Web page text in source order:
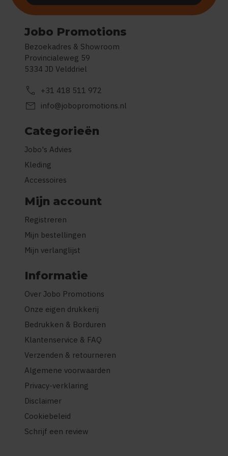
Jobo Promotions
Bezoekadres & Showroom
Provincialeweg 59
5334 JD Velddriel
call +31 418 511 972
mail info@jobopromotions.nl
Categorieën
Jobo's Advies
Kleding
Accessoires
Mijn account
Registreren
Mijn bestellingen
Mijn verlanglijst
Informatie
Over Jobo Promotions
Onze eigen drukkerij
Bedrukken & Borduren
Klantenservice & FAQ
Verzenden & retourneren
Algemene voorwaarden
Privacy-verklaring
Disclaimer
Cookiebeleid
Schrijf een review